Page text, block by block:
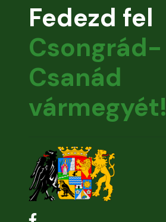
Fedezd fel
Csongrád-
Csanád
vármegyét!